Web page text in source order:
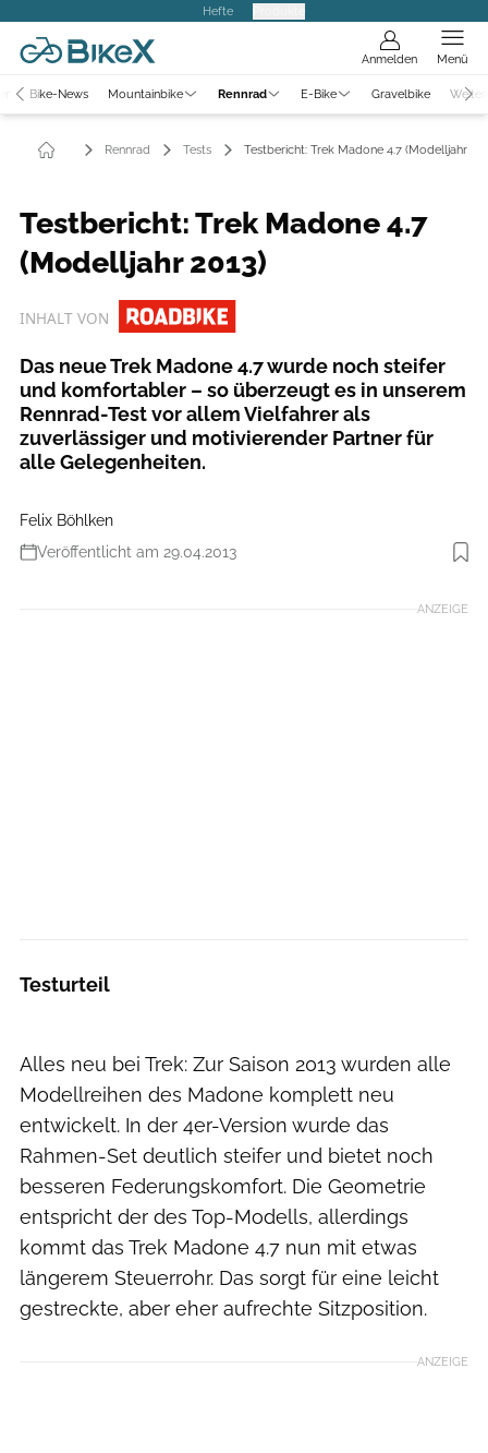
Hefte
Anmelden Menü
Bike-News Mountainbike Rennrad E-Bike Gravelbike
Rennrad Tests Testbericht: Trek Madone 4.7 (Modelljahr
Testbericht: Trek Madone 4.7
(Modelljahr 2013)
INHALT VON
Das neue Trek Madone 4.7 wurde noch steifer
und komfortabler – so überzeugt es in unserem
Rennrad-Test vor allem Vielfahrer als
zuverlässiger und moti­vierender Partner für
alle Gelegenheiten.
Felix Böhlken
Veröffentlicht am 29.04.2013
Foto: Benjamin Hahn
ANZEIGE
Testurteil
Alles neu bei Trek: Zur Saison 2013 wurden alle
Modellreihen des Madone komplett neu
entwickelt. In der 4er-Version wurde das
Rahmen-Set deutlich steifer und bietet noch
besseren Federungskomfort. Die Geometrie
entspricht der des Top-Modells, allerdings
kommt das Trek Madone 4.7 nun mit etwas
längerem Steuerrohr. Das sorgt für eine leicht
gestreckte, aber eher aufrechte Sitzposition.
ANZEIGE